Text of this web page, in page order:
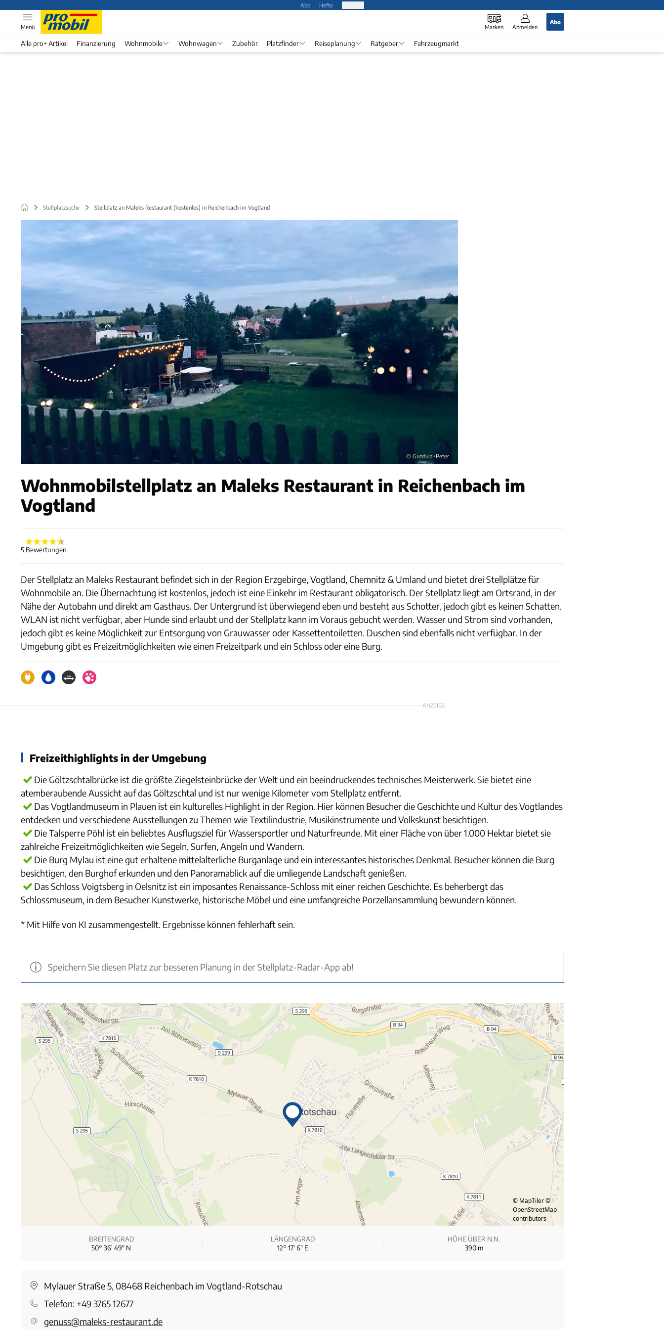
Abo Hefte
Marken Anmelden
Abo
Menü
Alle pro+ Artikel Finanzierung Wohnmobile Wohnwagen Zubehör Platzfinder Reiseplanung Ratgeber Fahrzeugmarkt
Stellplatzsuche Stellplatz an Maleks Restaurant (kostenlos) in Reichenbach im Vogtland
© Gundula+Peter
Wohnmobilstellplatz an Maleks Restaurant in Reichenbach im
Vogtland
5 Bewertungen
Der Stellplatz an Maleks Restaurant befindet sich in der Region Erzgebirge, Vogtland, Chemnitz & Umland und bietet drei Stellplätze für
Wohnmobile an. Die Übernachtung ist kostenlos, jedoch ist eine Einkehr im Restaurant obligatorisch. Der Stellplatz liegt am Ortsrand, in der
Nähe der Autobahn und direkt am Gasthaus. Der Untergrund ist überwiegend eben und besteht aus Schotter, jedoch gibt es keinen Schatten.
WLAN ist nicht verfügbar, aber Hunde sind erlaubt und der Stellplatz kann im Voraus gebucht werden. Wasser und Strom sind vorhanden,
jedoch gibt es keine Möglichkeit zur Entsorgung von Grauwasser oder Kassettentoiletten. Duschen sind ebenfalls nicht verfügbar. In der
Umgebung gibt es Freizeitmöglichkeiten wie einen Freizeitpark und ein Schloss oder eine Burg.
ANZEIGE
Freizeithighlights in der Umgebung
Die Göltzschtalbrücke ist die größte Ziegelsteinbrücke der Welt und ein beeindruckendes technisches Meisterwerk. Sie bietet eine
atemberaubende Aussicht auf das Göltzschtal und ist nur wenige Kilometer vom Stellplatz entfernt.
Das Vogtlandmuseum in Plauen ist ein kulturelles Highlight in der Region. Hier können Besucher die Geschichte und Kultur des Vogtlandes
entdecken und verschiedene Ausstellungen zu Themen wie Textilindustrie, Musikinstrumente und Volkskunst besichtigen.
Die Talsperre Pöhl ist ein beliebtes Ausflugsziel für Wassersportler und Naturfreunde. Mit einer Fläche von über 1.000 Hektar bietet sie
zahlreiche Freizeitmöglichkeiten wie Segeln, Surfen, Angeln und Wandern.
Die Burg Mylau ist eine gut erhaltene mittelalterliche Burganlage und ein interessantes historisches Denkmal. Besucher können die Burg
besichtigen, den Burghof erkunden und den Panoramablick auf die umliegende Landschaft genießen.
Das Schloss Voigtsberg in Oelsnitz ist ein imposantes Renaissance-Schloss mit einer reichen Geschichte. Es beherbergt das
Schlossmuseum, in dem Besucher Kunstwerke, historische Möbel und eine umfangreiche Porzellansammlung bewundern können.
* Mit Hilfe von KI zusammengestellt. Ergebnisse können fehlerhaft sein.
Speichern Sie diesen Platz zur besseren Planung in der Stellplatz-Radar-App ab!
© MapTiler ©
OpenStreetMap
contributors
BREITENGRAD
50° 36′ 49″ N
LÄNGENGRAD
12° 17′ 6″ E
HÖHE ÜBER N.N.
390m
Mylauer Straße 5, 08468 Reichenbach im Vogtland-Rotschau
Telefon: +49 3765 12677
genuss@maleks-restaurant.de